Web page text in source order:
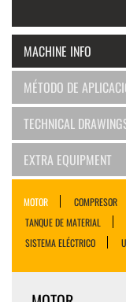
MACHINE INFO
MÉTODO DE
TECHNICAL
EXTRA EQUIPMENT
MOTOR COMPRESOR
TANQUE DE MATERIAL
SISTEMA ELÉCTRICO